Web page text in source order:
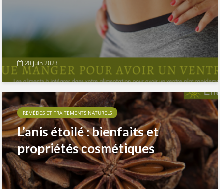
20 juin 2023
REMÈDES ET TRAITEMENTS NATURELS
L’anis étoilé : bienfaits et
propriétés cosmétiques